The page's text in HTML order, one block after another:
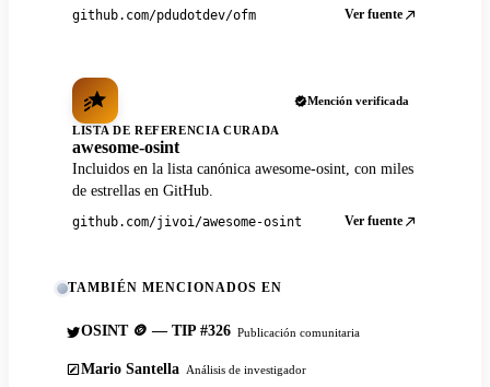
github.com/pdudotdev/ofm Ver fuente
Mención verificada
LISTA DE REFERENCIA CURADA
awesome-osint
Incluidos en la lista canónica awesome-osint, con miles
de estrellas en GitHub.
github.com/jivoi/awesome-osint Ver fuente
TAMBIÉN MENCIONADOS EN
OSINT 🪙 — TIP #326 Publicación comunitaria
Mario Santella Análisis de investigador